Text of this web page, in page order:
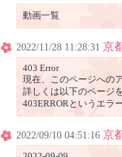
動画一覧
2022/11/28 11:28:31 京
403 Error
現在、このページへの
詳しくは以下のページ
403ERRORというエラ
2022/09/10 04:51:16 京